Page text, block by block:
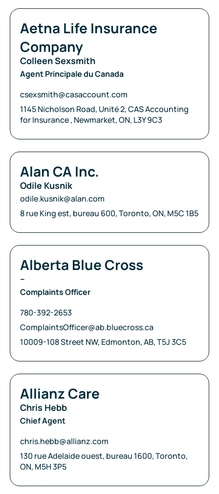
Compagnie:
Aetna Life Insurance
Company
Colleen Sexsmith
Agent Principale du Canada
Courriel:
csexsmith@casaccount.com
Adresse:
1145 Nicholson Road, Unité 2, CAS Accounting
for Insurance , Newmarket, ON, L3Y 9C3
Compagnie:
Alan CA Inc.
Odile Kusnik
Courriel:
odile.kusnik@alan.com
Adresse:
8 rue King est, bureau 600, Toronto, ON, M5C 1B5
Compagnie:
Alberta Blue Cross
–
Complaints Officer
Téléphone:
780-392-2653
Courriel:
ComplaintsOfficer@ab.bluecross.ca
Adresse:
10009-108 Street NW, Edmonton, AB, T5J 3C5
Compagnie:
Allianz Care
Chris Hebb
Chief Agent
Courriel:
chris.hebb@allianz.com
Adresse:
130 rue Adelaide ouest, bureau 1600, Toronto,
ON, M5H 3P5